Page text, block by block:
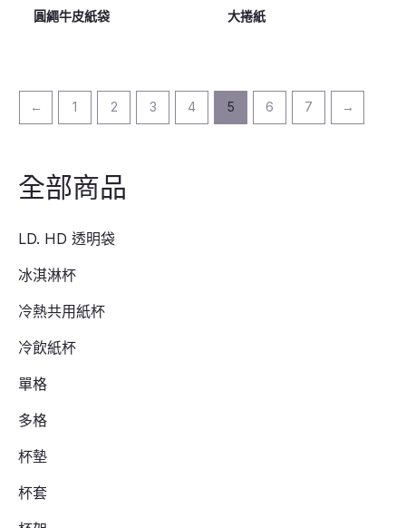
全部商品
LD. HD 透明袋
冰淇淋杯
冷熱共用紙杯
冷飲紙杯
單格
多格
杯墊
杯套
圓繩牛皮紙袋 大捲紙
← 1 2 3 4 5 6 7 →